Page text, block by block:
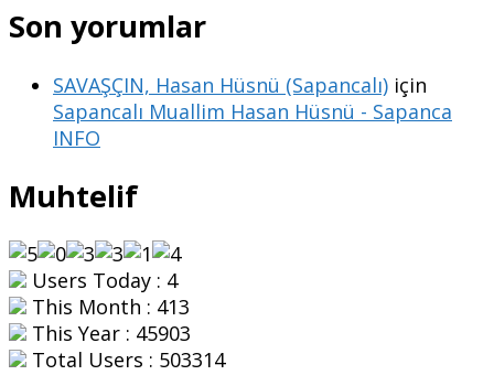
Son yorumlar
SAVAŞÇIN, Hasan Hüsnü (Sapancalı) için
Sapancalı Muallim Hasan Hüsnü - Sapanca
INFO
Muhtelif
Users Today : 4
This Month : 413
This Year : 45903
Total Users : 503314